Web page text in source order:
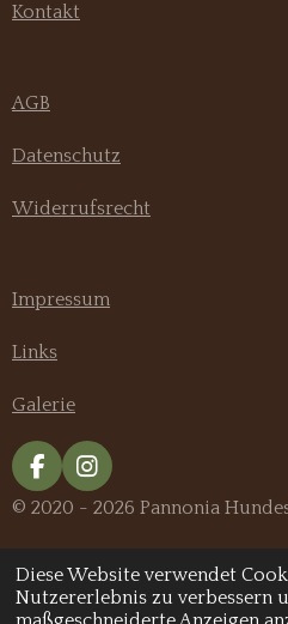
Diese Website verwendet
Nutzererlebnis zu verbessern
Kontakt
AGB
Datenschutz
Widerrufsrecht
Impressum
Links
Galerie
F
a
c
o
o
I
n
s
a
g
r
© 2020 - 2026 Pannonia